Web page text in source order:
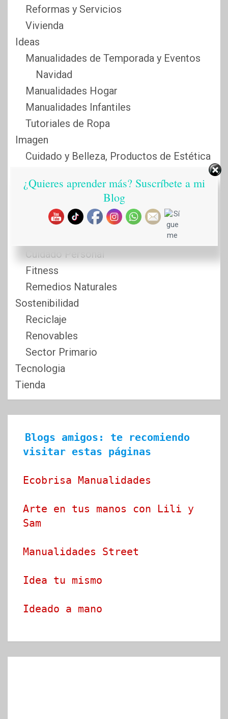
Reformas y Servicios
Vivienda
Ideas
Manualidades de Temporada y Eventos
Navidad
Manualidades Hogar
Manualidades Infantiles
Tutoriales de Ropa
Imagen
Cuidado y Belleza, Productos de Estética
Mi canal de YouTube
Cuidado Personal
Fitness
Remedios Naturales
Sostenibilidad
Reciclaje
Renovables
Sector Primario
Tecnologia
Tienda
Blogs amigos: te recomiendo
visitar estas páginas
Ecobrisa Manualidades
Arte en tus manos con Lili y
Sam
Manualidades Street
Idea tu mismo
Ideado a mano
¿Quieres aprender más? Suscríbete a mi
Blog